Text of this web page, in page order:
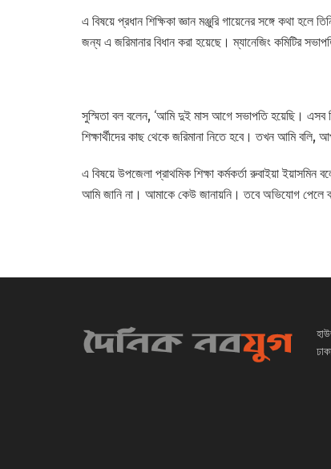
এ বিষয়ে প্রধান শিক্ষিকা জ্ঞান মঞ্জুরি গায়েনের সঙ্গে কথা হলে
জন্য এ জরিমানার বিধান করা হয়েছে। ম্যানেজিং কমিটির
সুস্মিতা বল বলেন, ‘আমি দুই মাস আগে সভাপতি হয়েছি। এসব
শিক্ষার্থীদের কাছ থেকে জরিমানা নিতে হবে। তখন আমি বলি,
এ বিষয়ে উপজেলা প্রাথমিক শিক্ষা কর্মকর্তা রুবাইয়া
আমি জানি না। আমাকে কেউ জানায়নি। তবে অভিযোগ পেলে